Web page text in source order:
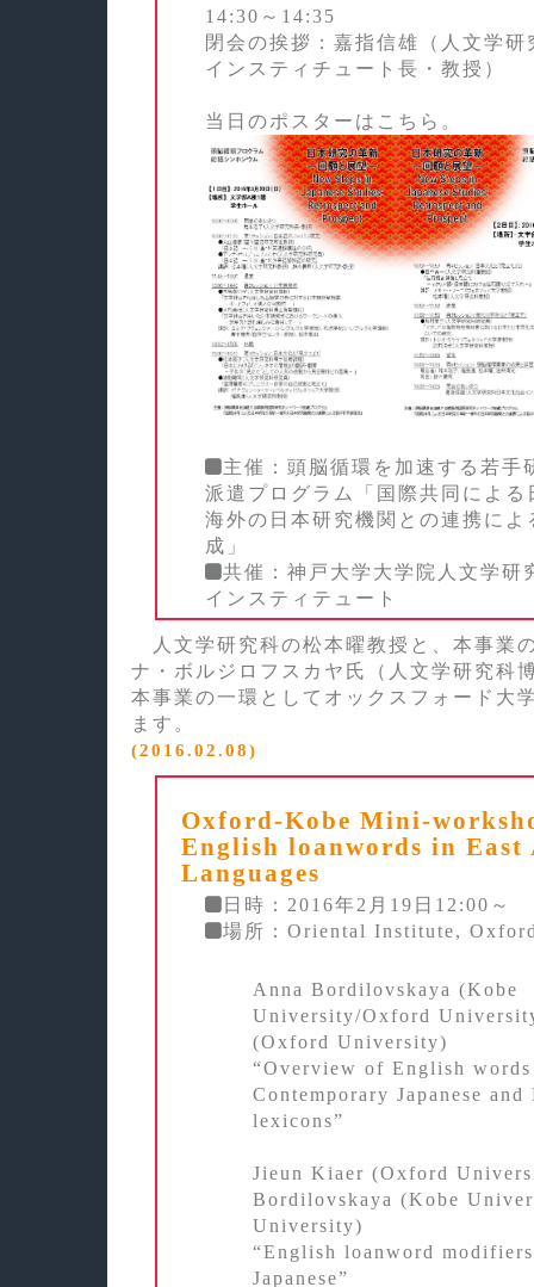
14:30～14:35
閉会の挨拶：嘉指信雄（人文学
インスティチュート長・教授）
当日のポスターはこちら。
主催：頭脳循環を加速する若手
派遣プログラム「国際共同によ
海外の日本研究機関との連携によ
成」
共催：神戸大学大学院人文学研
インスティテュート
人文学研究科の松本曜教授と、本事業
ナ・ボルジロフスカヤ氏（人文学研究科
本事業の一環としてオックスフォード大
ます。
(2016.02.08)
Oxford-Kobe Mini-
English loanwords in East
Languages
日時：2016年2月19日12:00～
場所：Oriental Institute,
Anna Bordilovskaya (Kobe
University/Oxford
(Oxford University)
“Overview of English
Contemporary Japanese and
lexicons”
Jieun Kiaer (Oxford
Bordilovskaya (Kobe
University)
“English loanword
Japanese”